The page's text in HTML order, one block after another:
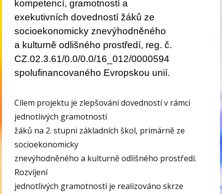
kompetencí, gramotností a
exekutivních dovedností žáků ze
socioekonomicky znevýhodněného
a kulturně odlišného prostředí, reg. č.
CZ.02.3.61/0.0/0.0/16_012/0000594
spolufinancovaného Evropskou unií.
Cílem projektu je zlepšování dovedností v rámci
jednotlivých gramotností
žáků na 2. stupni základních škol, primárně ze
socioekonomicky
znevýhodněného a kulturně odlišného prostředí.
Rozvíjení
jednotlivých gramotností je realizováno skrze